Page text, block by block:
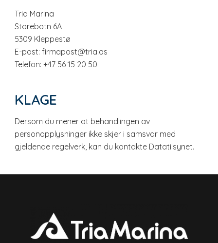
Tria Marina
Storebotn 6A
5309 Kleppestø
E-post: firmapost@tria.as
Telefon: +47 56 15 20 50
KLAGE
Dersom du mener at behandlingen av
personopplysninger ikke skjer i samsvar med
gjeldende regelverk, kan du kontakte Datatilsynet.